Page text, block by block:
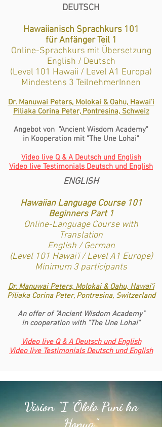
DEUTSCH
Hawaiianisch Sprachkurs 101
für Anfänger Teil 1
Online-Sprachkurs mit Übersetzung
English / Deutsch
(Level 101 Hawaii / Level A1 Europa)
Mindestens 3 TeilnehmerInnen
Dr. Manuwai Peters, Molokai & Oahu, Hawai'i
Piliaka Corina Peter, Pontresina, Schweiz
Angebot von "Ancient Wisdom Academy"
in Kooperation mit "The Une Lohai"
Video live Q & A Deutsch und English
Video live Testimonials Deutsch und English
ENGLISH
Hawaiian Language Course 101
Beginners Part 1
Online-Language Course with
Translation
English / German
(Level 101 Hawai'i / Level A1 Europe)
Minimum 3 participants
Dr. Manuwai Peters, Molokai & Oahu, Hawai'i
Piliaka Corina Peter, Pontresina, Switzerland
An offer of "Ancient Wisdom Academy"
in cooperation with "The Une Lohai"
Video live Q & A Deutsch und English
Video live Testimonials Deutsch und English
Vision "I 'Ōlelo Puni ka
Honua"